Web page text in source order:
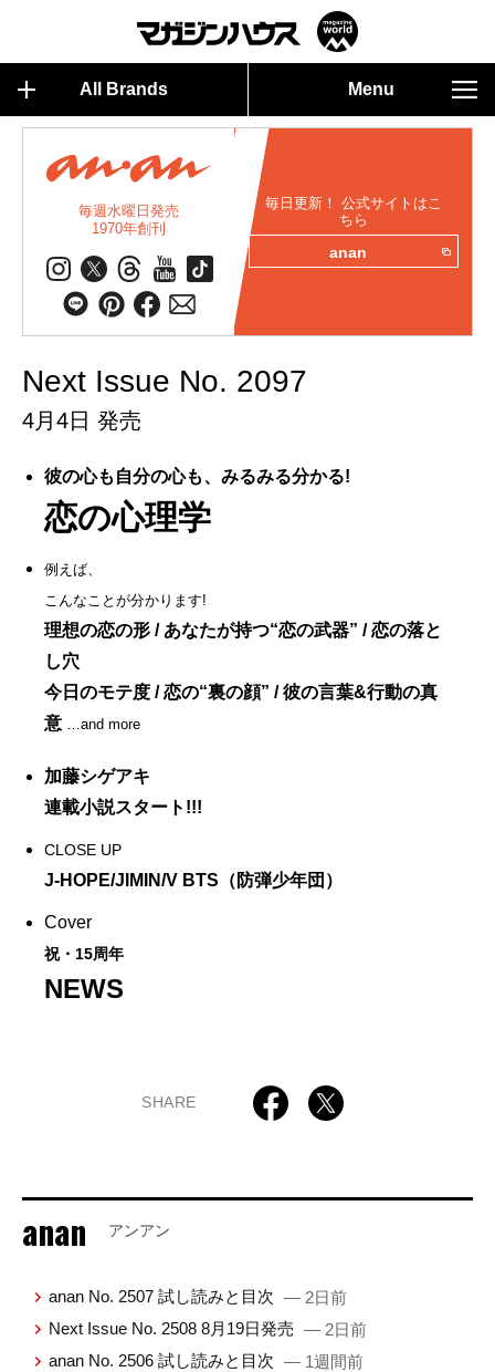
All Brands Menu
毎週水曜日発売
1970年創刊
毎日更新！ 公式サイトはこ
ちら
anan
Next Issue No. 2097
4月4日 発売
彼の心も自分の心も、みるみる分かる!
恋の心理学
例えば、
こんなことが分かります!
理想の恋の形 / あなたが持つ“恋の武器” / 恋の落と
し穴
今日のモテ度 / 恋の“裏の顔” / 彼の言葉&行動の真
意 …and more
加藤シゲアキ
連載小説スタート!!!
CLOSE UP
J-HOPE/JIMIN/V BTS（防弾少年団）
Cover
祝・15周年
NEWS
SHARE
anan アンアン
anan No. 2507 試し読みと目次 — 2日前
Next Issue No. 2508 8月19日発売 — 2日前
anan No. 2506 試し読みと目次 — 1週間前